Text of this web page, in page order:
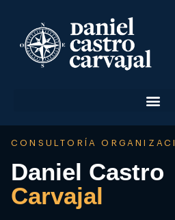
CONSULTORÍA
Daniel Castro
Carvajal